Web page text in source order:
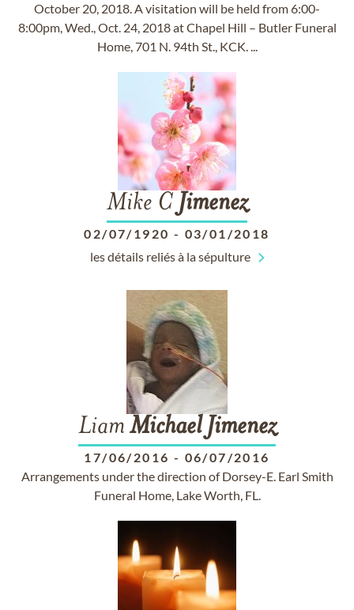
October 20, 2018. A visitation will be held from 6:00-
8:00pm, Wed., Oct. 24, 2018 at Chapel Hill – Butler Funeral
Home, 701 N. 94th St., KCK. ...
Mike C Jimenez
02/07/1920 - 03/01/2018
les détails reliés à la sépulture
Liam Michael Jimenez
17/06/2016 - 06/07/2016
Arrangements under the direction of Dorsey-E. Earl Smith
Funeral Home, Lake Worth, FL.